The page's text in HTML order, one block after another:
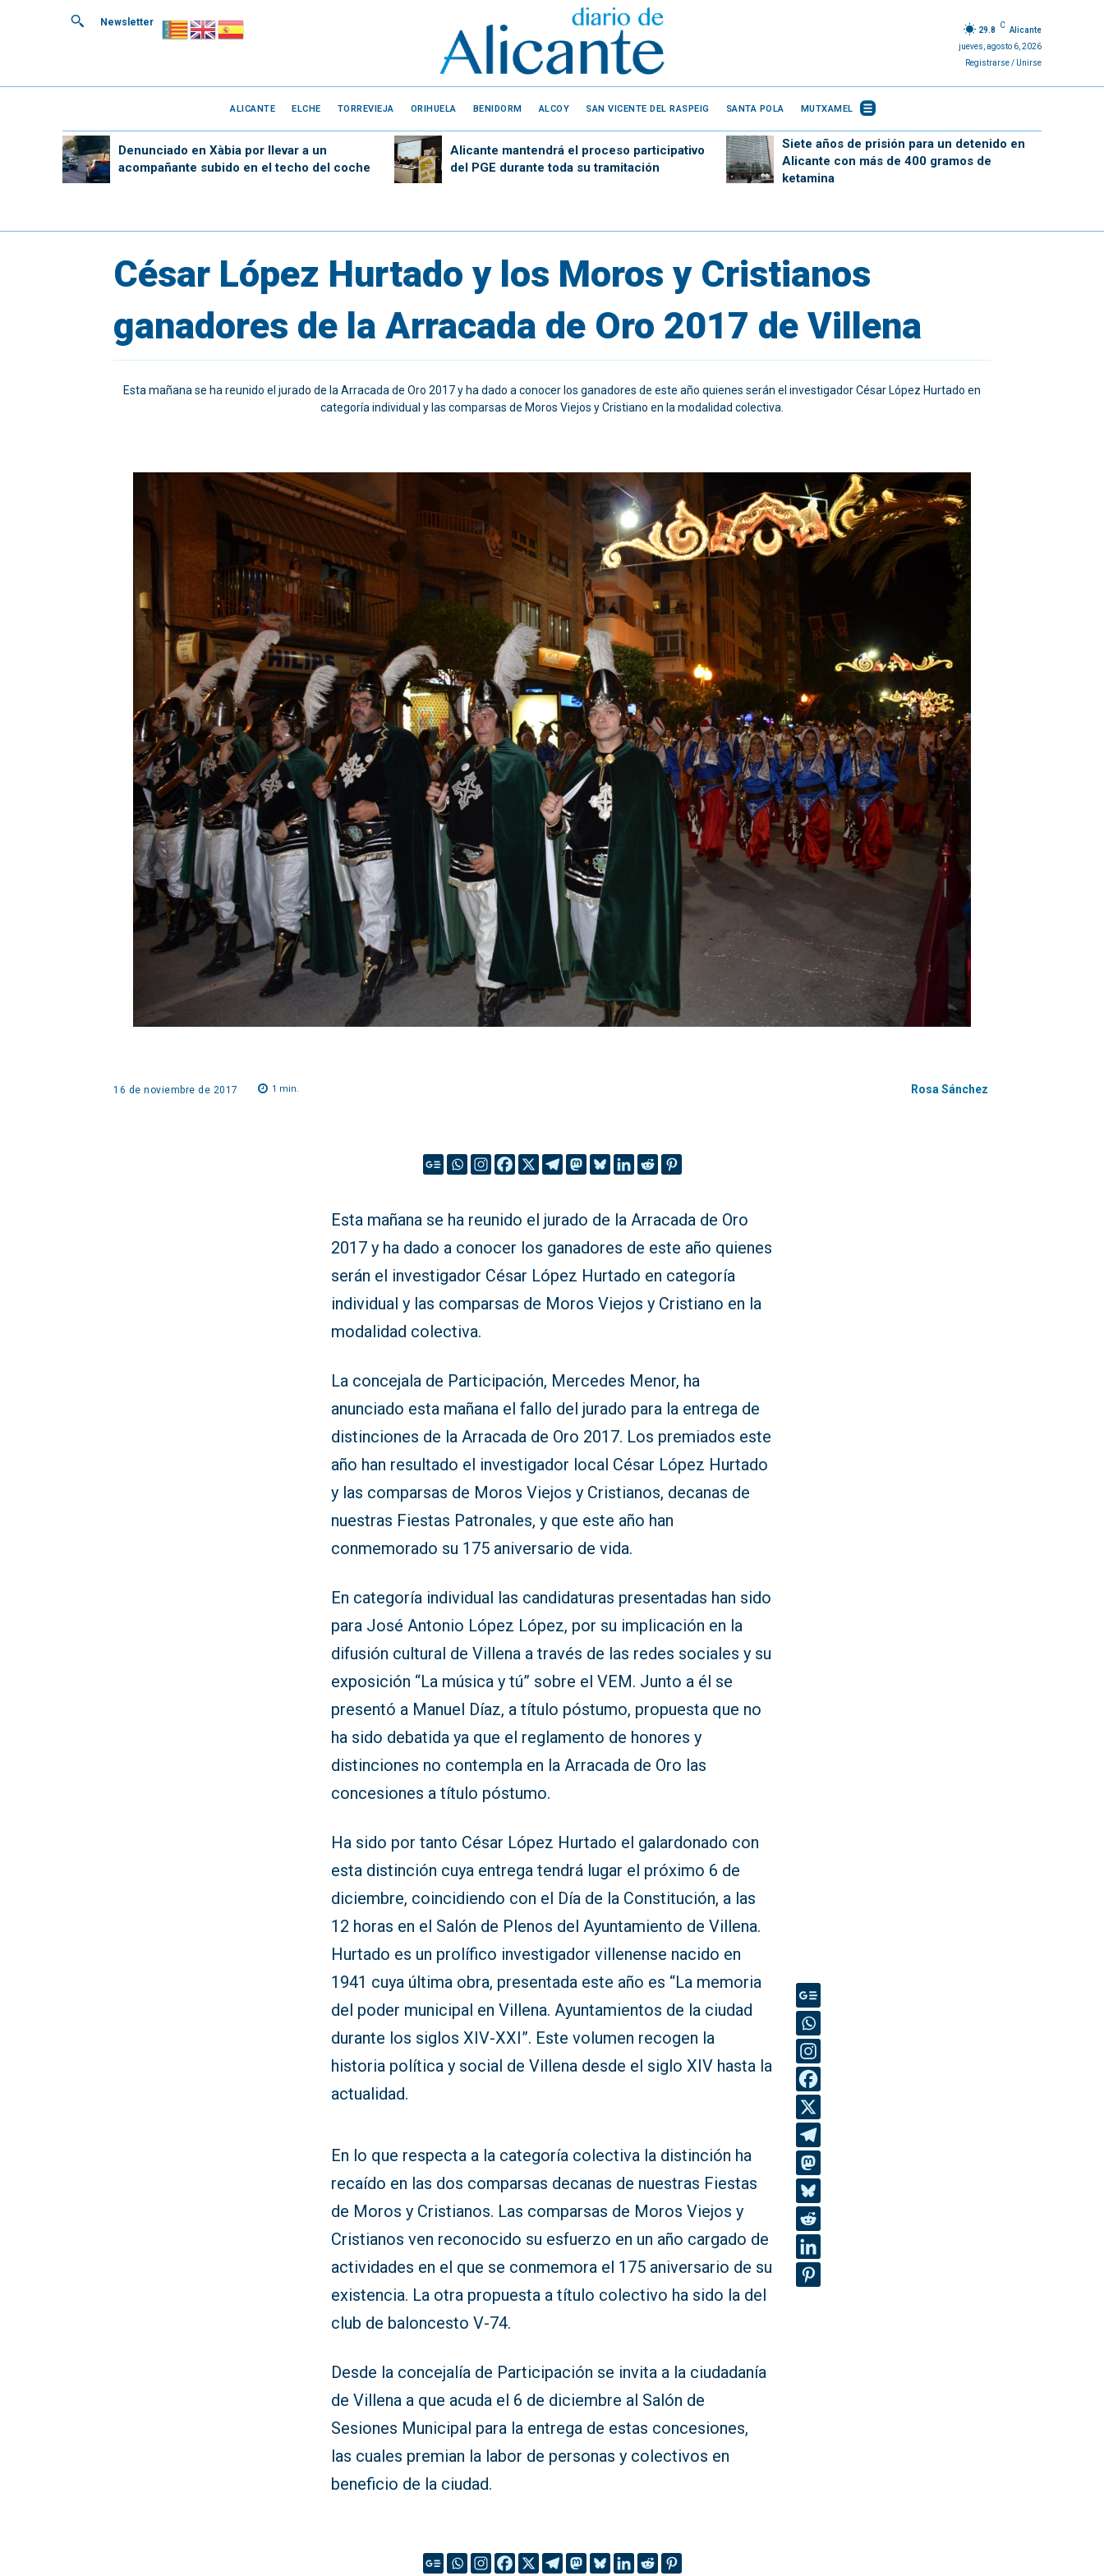
Newsletter
29.8
C
Alicante
jueves, agosto 6, 2026
Registrarse / Unirse
ALICANTE ELCHE TORREVIEJA ORIHUELA BENIDORM ALCOY SAN VICENTE DEL RASPEIG SANTA POLA MUTXAMEL
Denunciado en Xàbia por llevar a un
acompañante subido en el techo del coche
Alicante mantendrá el proceso participativo
del PGE durante toda su tramitación
Siete años de prisión para un detenido en
Alicante con más de 400 gramos de
ketamina
César López Hurtado y los Moros y Cristianos
ganadores de la Arracada de Oro 2017 de Villena
Esta mañana se ha reunido el jurado de la Arracada de Oro 2017 y ha dado a conocer los ganadores de este año quienes serán el investigador César López Hurtado en
categoría individual y las comparsas de Moros Viejos y Cristiano en la modalidad colectiva.
16 de noviembre de 2017 1 min. Rosa Sánchez
Esta mañana se ha reunido el jurado de la Arracada de Oro
2017 y ha dado a conocer los ganadores de este año quienes
serán el investigador César López Hurtado en categoría
individual y las comparsas de Moros Viejos y Cristiano en la
modalidad colectiva.
La concejala de Participación, Mercedes Menor, ha
anunciado esta mañana el fallo del jurado para la entrega de
distinciones de la Arracada de Oro 2017. Los premiados este
año han resultado el investigador local César López Hurtado
y las comparsas de Moros Viejos y Cristianos, decanas de
nuestras Fiestas Patronales, y que este año han
conmemorado su 175 aniversario de vida.
En categoría individual las candidaturas presentadas han sido
para José Antonio López López, por su implicación en la
difusión cultural de Villena a través de las redes sociales y su
exposición “La música y tú” sobre el VEM. Junto a él se
presentó a Manuel Díaz, a título póstumo, propuesta que no
ha sido debatida ya que el reglamento de honores y
distinciones no contempla en la Arracada de Oro las
concesiones a título póstumo.
Ha sido por tanto César López Hurtado el galardonado con
esta distinción cuya entrega tendrá lugar el próximo 6 de
diciembre, coincidiendo con el Día de la Constitución, a las
12 horas en el Salón de Plenos del Ayuntamiento de Villena.
Hurtado es un prolífico investigador villenense nacido en
1941 cuya última obra, presentada este año es “La memoria
del poder municipal en Villena. Ayuntamientos de la ciudad
durante los siglos XIV-XXI”. Este volumen recogen la
historia política y social de Villena desde el siglo XIV hasta la
actualidad.
En lo que respecta a la categoría colectiva la distinción ha
recaído en las dos comparsas decanas de nuestras Fiestas
de Moros y Cristianos. Las comparsas de Moros Viejos y
Cristianos ven reconocido su esfuerzo en un año cargado de
actividades en el que se conmemora el 175 aniversario de su
existencia. La otra propuesta a título colectivo ha sido la del
club de baloncesto V-74.
Desde la concejalía de Participación se invita a la ciudadanía
de Villena a que acuda el 6 de diciembre al Salón de
Sesiones Municipal para la entrega de estas concesiones,
las cuales premian la labor de personas y colectivos en
beneficio de la ciudad.